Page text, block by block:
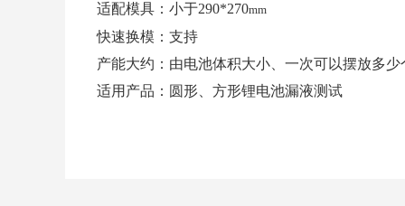
适配模具： 小于290*270mm
快速换模：支持
产能大约：由电池体积大小、一次可以摆放多少
适用产品：圆形、方形锂电池漏液测试